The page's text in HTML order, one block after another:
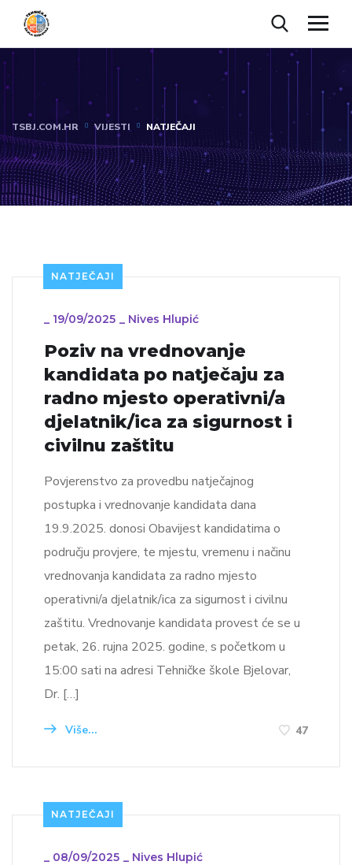
TSBJ.COM.HR VIJESTI NATJEČAJI
NATJEČAJI
_ 19/09/2025 _ Nives Hlupić
Poziv na vrednovanje
kandidata po natječaju za
radno mjesto operativni/a
djelatnik/ica za sigurnost i
civilnu zaštitu
Povjerenstvo za provedbu natječajnog
postupka i vrednovanje kandidata dana
19.9.2025. donosi Obavijest kandidatima o
području provjere, te mjestu, vremenu i načinu
vrednovanja kandidata za radno mjesto
operativni/a djelatnik/ica za sigurnost i civilnu
zaštitu. Vrednovanje kandidata provest će se u
petak, 26. rujna 2025. godine, s početkom u
15:00 sati na adresi Tehničke škole Bjelovar,
Dr. […]
Više... 47
NATJEČAJI
08/09/2025 Nives Hlupić